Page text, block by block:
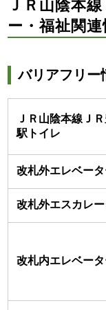
ＪＲ山陰本
ー・福祉関連
バリアフリー
ＪＲ山陰本線Ｊ
駅トイレ
改札外エレベー
改札外エスカレ
改札内エレベー